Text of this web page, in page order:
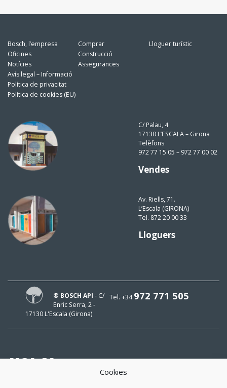
Cookies
Bosch, l’empresa
Oficines
Notícies
Avís legal – Informació
Política de privacitat
Política de cookies (EU)
Comprar
Construcció
Assegurances
Lloguer turístic
C/ Palau, 4
17130 L’ESCALA – Girona
Telèfons
972 77 15 05 – 972 77 00 02
Vendes
Av. Riells, 71.
L’Escala (GIRONA)
Tel. 872 20 00 33
Lloguers
Tel. +34972 771 505
® BOSCH API - C/
Enric Serra, 2 -
17130 L'Escala (Girona)
HOLA!